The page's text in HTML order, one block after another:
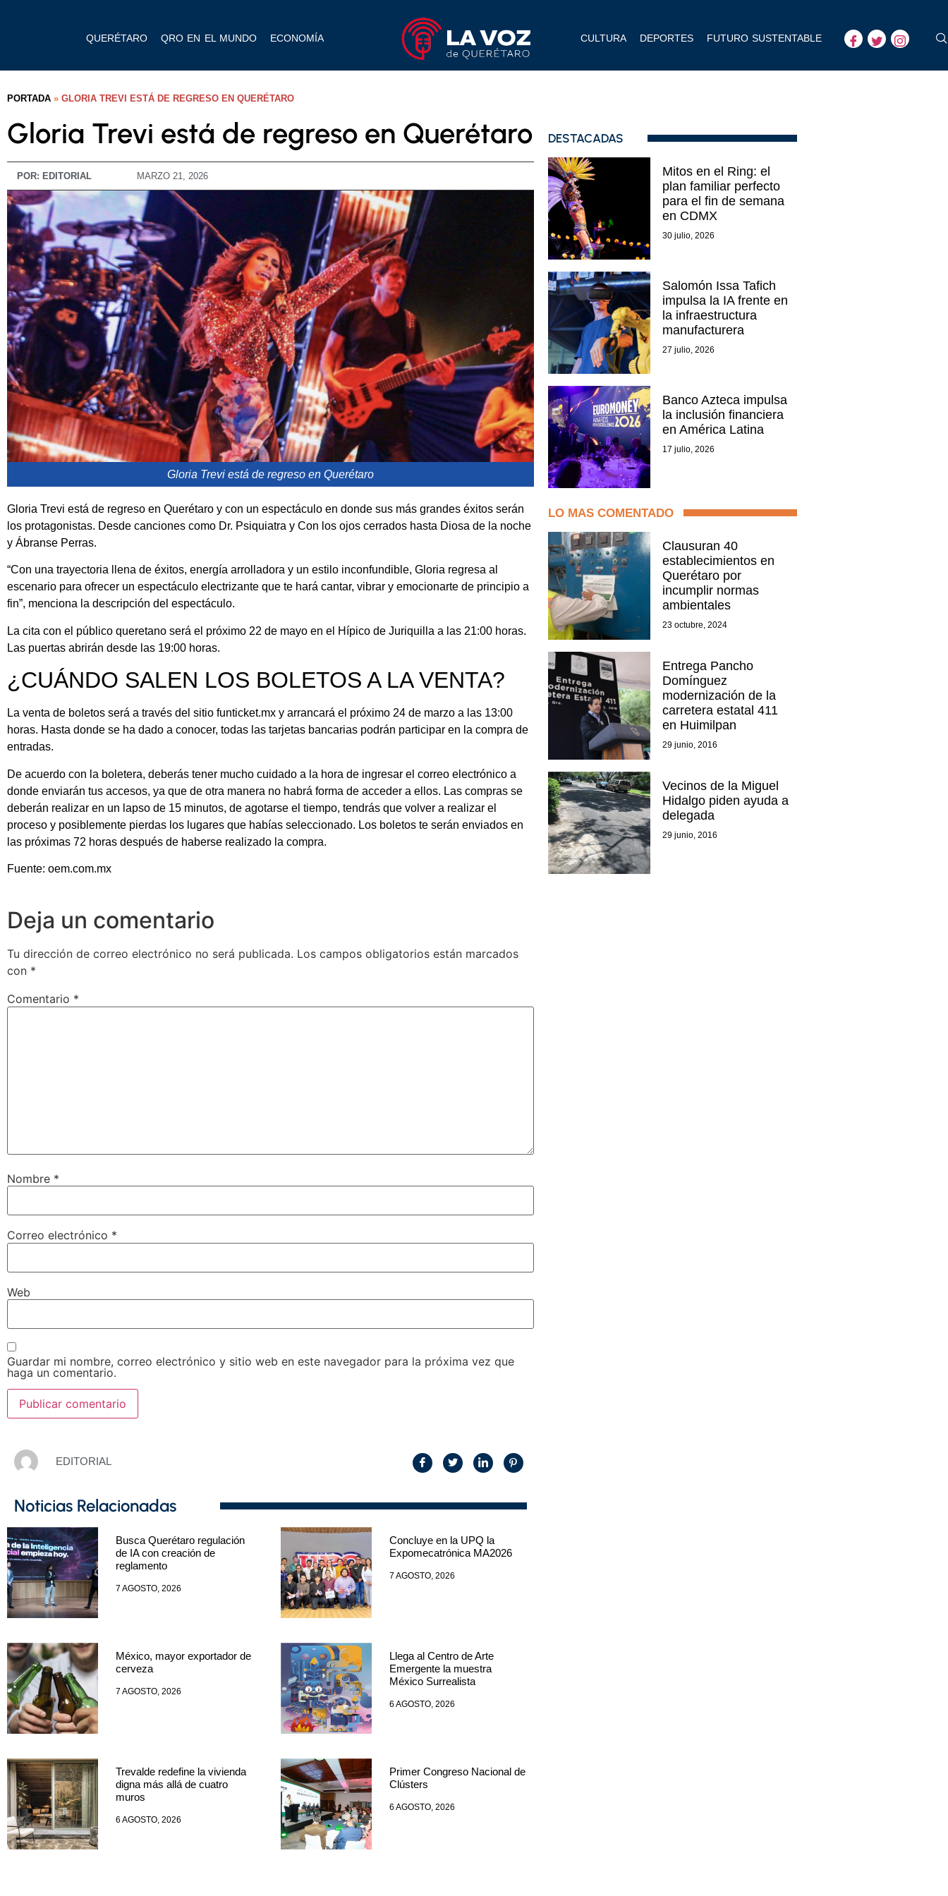
QUERÉTARO QRO EN EL MUNDO ECONOMÍA CULTURA DEPORTES FUTURO SUSTENTABLE
PORTADA » GLORIA TREVI ESTÁ DE REGRESO EN QUERÉTARO
Gloria Trevi está de regreso en Querétaro
POR: EDITORIAL MARZO 21, 2026
Gloria Trevi está de regreso en Querétaro
Gloria Trevi está de regreso en Querétaro y con un espectáculo en donde sus más grandes éxitos serán
los protagonistas. Desde canciones como Dr. Psiquiatra y Con los ojos cerrados hasta Diosa de la noche
y Ábranse Perras.
“Con una trayectoria llena de éxitos, energía arrolladora y un estilo inconfundible, Gloria regresa al
escenario para ofrecer un espectáculo electrizante que te hará cantar, vibrar y emocionarte de principio a
fin”, menciona la descripción del espectáculo.
La cita con el público queretano será el próximo 22 de mayo en el Hípico de Juriquilla a las 21:00 horas.
Las puertas abrirán desde las 19:00 horas.
¿CUÁNDO SALEN LOS BOLETOS A LA VENTA?
La venta de boletos será a través del sitio funticket.mx y arrancará el próximo 24 de marzo a las 13:00
horas. Hasta donde se ha dado a conocer, todas las tarjetas bancarias podrán participar en la compra de
entradas.
De acuerdo con la boletera, deberás tener mucho cuidado a la hora de ingresar el correo electrónico a
donde enviarán tus accesos, ya que de otra manera no habrá forma de acceder a ellos. Las compras se
deberán realizar en un lapso de 15 minutos, de agotarse el tiempo, tendrás que volver a realizar el
proceso y posiblemente pierdas los lugares que habías seleccionado. Los boletos te serán enviados en
las próximas 72 horas después de haberse realizado la compra.
Fuente: oem.com.mx
Deja un comentario
Tu dirección de correo electrónico no será publicada. Los campos obligatorios están marcados
con *
Comentario *
Nombre *
Correo electrónico *
Web
Guardar mi nombre, correo electrónico y sitio web en este navegador para la próxima vez que
haga un comentario.
EDITORIAL
Noticias Relacionadas
Busca Querétaro regulación
de IA con creación de
reglamento
7 AGOSTO, 2026
Concluye en la UPQ la
Expomecatrónica MA2026
7 AGOSTO, 2026
México, mayor exportador de
cerveza
7 AGOSTO, 2026
Llega al Centro de Arte
Emergente la muestra
México Surrealista
6 AGOSTO, 2026
Trevalde redefine la vivienda
digna más allá de cuatro
muros
6 AGOSTO, 2026
Primer Congreso Nacional de
Clústers
6 AGOSTO, 2026
DESTACADAS
Mitos en el Ring: el
plan familiar perfecto
para el fin de semana
en CDMX
30 julio, 2026
Salomón Issa Tafich
impulsa la IA frente en
la infraestructura
manufacturera
27 julio, 2026
Banco Azteca impulsa
la inclusión financiera
en América Latina
17 julio, 2026
LO MAS COMENTADO
Clausuran 40
establecimientos en
Querétaro por
incumplir normas
ambientales
23 octubre, 2024
Entrega Pancho
Domínguez
modernización de la
carretera estatal 411
en Huimilpan
29 junio, 2016
Vecinos de la Miguel
Hidalgo piden ayuda a
delegada
29 junio, 2016